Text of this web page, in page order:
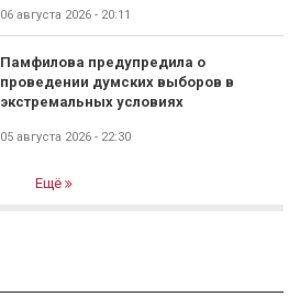
06 августа 2026 - 20:11
Памфилова предупредила о
проведении думских выборов в
экстремальных условиях
05 августа 2026 - 22:30
Ещё